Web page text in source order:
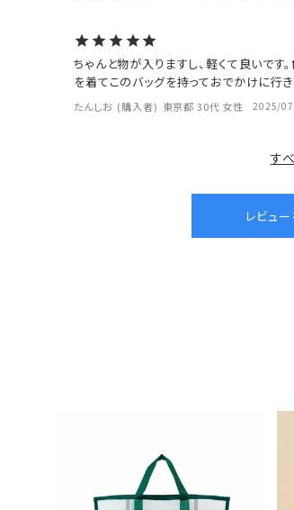
たんしお 購入者 東京都 30代 女性 2025/
ちゃんと物が入りますし、軽くて良いで
を着てこのバッグを持っておでかけに行き
す